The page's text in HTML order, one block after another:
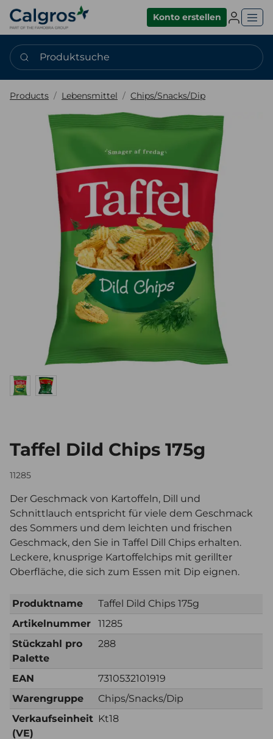
Konto erstellen
Produktsuche
Products Lebensmittel Chips/Snacks/Dip
Taffel Dild Chips 175g
11285
Der Geschmack von Kartoffeln, Dill und
Schnittlauch entspricht für viele dem Geschmack
des Sommers und dem leichten und frischen
Geschmack, den Sie in Taffel Dill Chips erhalten.
Leckere, knusprige Kartoffelchips mit gerillter
Oberfläche, die sich zum Essen mit Dip eignen.
Produktname
Taffel Dild Chips 175g
Artikelnummer
11285
Stückzahl pro
Palette
288
EAN
7310532101919
Warengruppe
Chips/Snacks/Dip
Verkaufseinheit
(VE)
Kt18